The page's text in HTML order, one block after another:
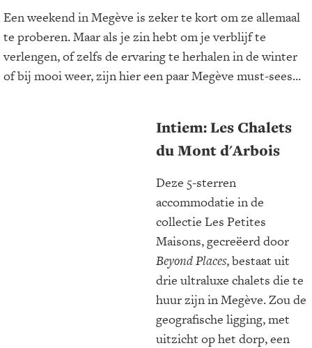
Een weekend in Megève is zeker te kort om ze allemaal
te proberen. Maar als je zin hebt om je verblijf te
verlengen, of zelfs de ervaring te herhalen in de winter
of bij mooi weer, zijn hier een paar Megève must-sees...
Intiem: Les Chalets
du Mont d'Arbois
Deze 5-sterren
accommodatie in de
collectie Les Petites
Maisons, gecreëerd door
Beyond Places, bestaat uit
drie ultraluxe chalets die te
huur zijn in Megève. Zou de
geografische ligging, met
uitzicht op het dorp, een